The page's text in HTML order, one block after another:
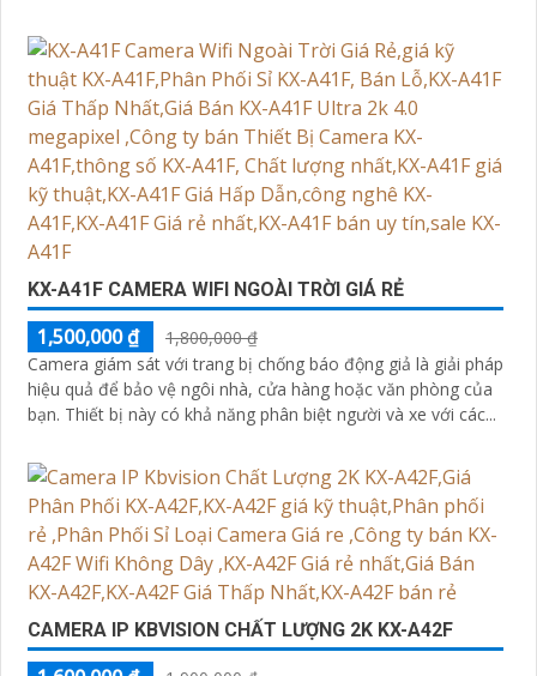
KX-A41F CAMERA WIFI NGOÀI TRỜI GIÁ RẺ
1,500,000 ₫
1,800,000 ₫
Camera giám sát với trang bị chống báo động giả là giải pháp
hiệu quả để bảo vệ ngôi nhà, cửa hàng hoặc văn phòng của
bạn. Thiết bị này có khả năng phân biệt người và xe với các...
CAMERA IP KBVISION CHẤT LƯỢNG 2K KX-A42F